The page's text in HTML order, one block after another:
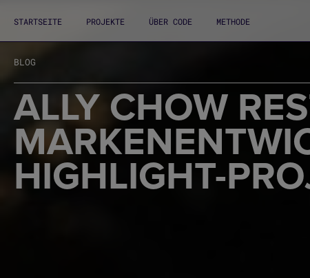
STARTSEITE PROJEKTE ÜBER CODE METHODE
BLOG
ALLY CHOW
HIGHLIGHT-